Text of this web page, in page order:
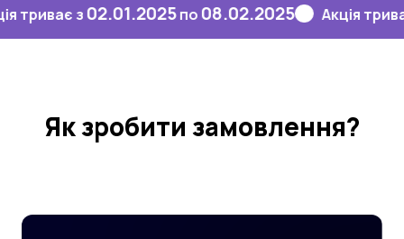
з02.01.2025по08.02.2025 Акція триває з
Як зробити замовлення?